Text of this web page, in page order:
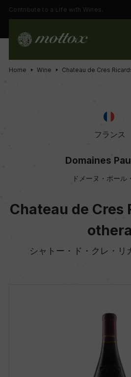
Contribute to a Life with Wines.
Home Wine Chateau de Cres
フランス
Domaines
ドメーヌ・ポール
Chateau de Cres
othera
シャトー・ド・クレ・リ